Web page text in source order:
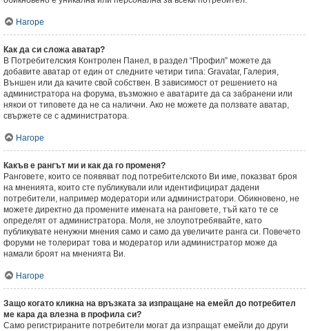
Нагоре
Как да си сложа аватар?
В Потребителския Контролен Панел, в раздел “Профил” можете да
добавите аватар от един от следните четири типа: Gravatar, Галерия,
Външен или да качите свой собствен. В зависимост от решението на
администратора на форума, възможно е аватарите да са забранени или
някои от типовете да не са налични. Ако не можете да ползвате аватар,
свържете се с администратора.
Нагоре
Какъв е рангът ми и как да го променя?
Ранговете, които се появяват под потребителското Ви име, показват броя
на мненията, които сте публикували или идентифицират дадени
потребители, например модератори или администратори. Обикновено, не
можете директно да промените имената на ранговете, тъй като те се
определят от администратора. Моля, не злоупотребявайте, като
публикувате ненужни мнения само и само да увеличите ранга си. Повечето
форуми не толерират това и модератор или администратор може да
намали броят на мненията Ви.
Нагоре
Защо когато кликна на връзката за изпращане на емейл до потребител
ме кара да влезна в профила си?
Само регистрираните потребители могат да изпращат емейли до други